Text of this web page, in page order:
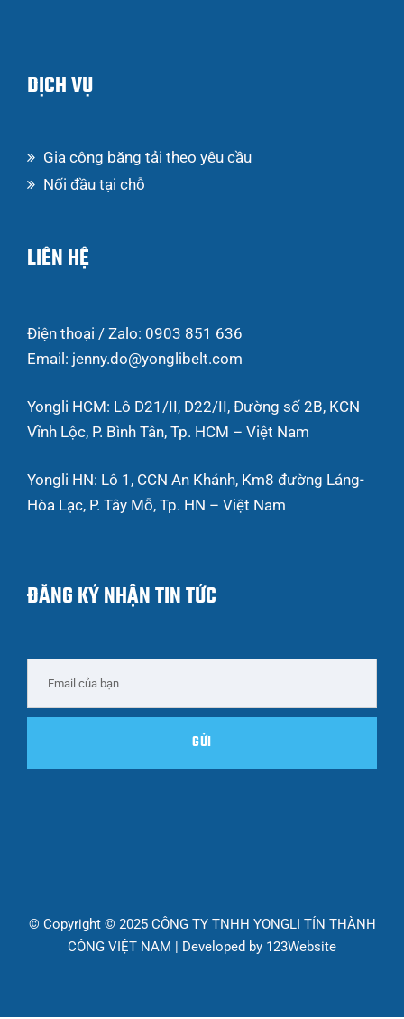
DỊCH VỤ
Gia công băng tải theo yêu cầu
Nối đầu tại chỗ
LIÊN HỆ
Điện thoại / Zalo: 0903 851 636
Email: jenny.do@yonglibelt.com
Yongli HCM: Lô D21/II, D22/II, Đường số 2B, KCN
Vĩnh Lộc, P. Bình Tân, Tp. HCM – Việt Nam
Yongli HN: Lô 1, CCN An Khánh, Km8 đường Láng-
Hòa Lạc, P. Tây Mỗ, Tp. HN – Việt Nam
ĐĂNG KÝ NHẬN TIN TỨC
© Copyright © 2025 CÔNG TY TNHH YONGLI TÍN THÀNH
CÔNG VIỆT NAM | Developed by 123Website